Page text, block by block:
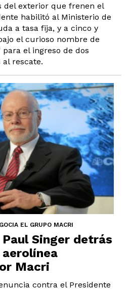
del exterior que frenen el
habilitó al Ministerio de
a tasa fija, y a cinco y
el curioso nombre de
para el ingreso de dos
rescate.
EL GRUPO MACRI
Singer detrás
aerolínea
Macri
contra el Presidente